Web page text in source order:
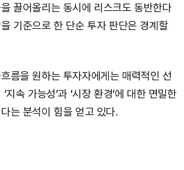
끌어올리는 동시에 리스크도 동반한다
기준으로 한 단순 투자 판단은 경계할
름을 원하는 투자자에게는 매력적인 선
지속 가능성’과 ‘시장 환경’에 대한 면밀한
는 분석이 힘을 얻고 있다.